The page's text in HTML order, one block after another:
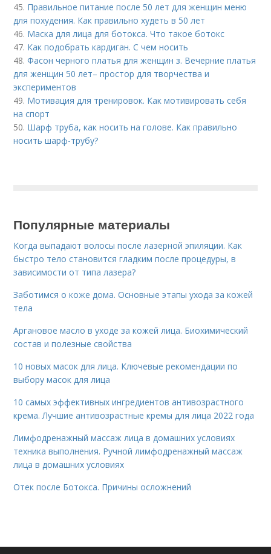
45. Правильное питание после 50 лет для женщин меню
для похудения. Как правильно худеть в 50 лет
46. Маска для лица для ботокса. Что такое ботокс
47. Как подобрать кардиган. С чем носить
48.Фасон черного платья для женщин з. Вечерние платья
для женщин 50 лет– простор для творчества и
экспериментов
49. Мотивация для тренировок. Как мотивировать себя
на спорт
50. Шарф труба, как носить на голове. Как правильно
носить шарф-трубу?
Популярные материалы
Когда выпадают волосы после лазерной эпиляции. Как
быстро тело становится гладким после процедуры, в
зависимости от типа лазера?
Заботимся о коже дома. Основные этапы ухода за кожей
тела
Аргановое масло в уходе за кожей лица. Биохимический
состав и полезные свойства
10 новых масок для лица. Ключевые рекомендации по
выбору масок для лица
10 самых эффективных ингредиентов антивозрастного
крема. Лучшие антивозрастные кремы для лица 2022 года
Лимфодренажный массаж лица в домашних условиях
техника выполнения. Ручной лимфодренажный массаж
лица в домашних условиях
Отек после Ботокса. Причины осложнений